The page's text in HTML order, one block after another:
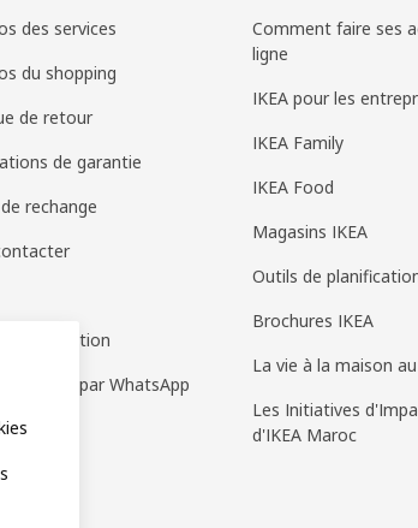
des services
du shopping
de retour
de garantie
rechange
d'information
de vente par WhatsApp
Comment faire ses
ligne
IKEA pour les
IKEA Family
IKEA Food
Magasins IKEA
Outils de
Brochures IKEA
La vie à la maison
Les Initiatives
d'IKEA Maroc